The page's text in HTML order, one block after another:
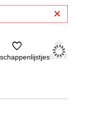
0,00 €